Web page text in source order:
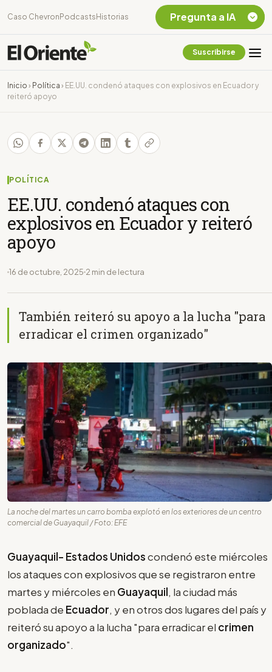
Caso Chevron Podcasts Historias
Suscribirse
Inicio › Política › EE.UU. condenó ataques con explosivos en Ecuador y
reiteró apoyo
POLÍTICA
EE.UU. condenó ataques con
explosivos en Ecuador y reiteró
apoyo
16 de octubre, 2025 2 min de lectura
También reiteró su apoyo a la lucha "para
erradicar el crimen organizado"
La noche del martes un carro bomba explotó en los exteriores de un centro
comercial de Guayaquil / Foto: EFE
Guayaquil- Estados Unidoscondenó este miércoles
los ataques con explosivos que se registraron entre
martes y miércoles en Guayaquil, la ciudad más
poblada de Ecuador, y en otros dos lugares del país y
reiteró su apoyo a la lucha "para erradicar el crimen
organizado".
Pregunta a IA
Chevron Ecuador